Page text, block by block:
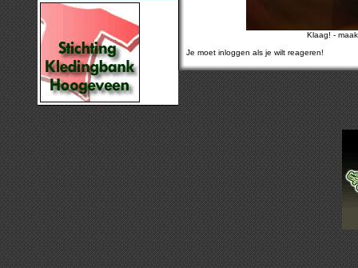
Klaag! -
Je moet inloggen als je wilt reageren!